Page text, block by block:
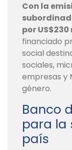
Con la
por
financiado
social
sociales,
empresas y
género.
Banco
para la
país